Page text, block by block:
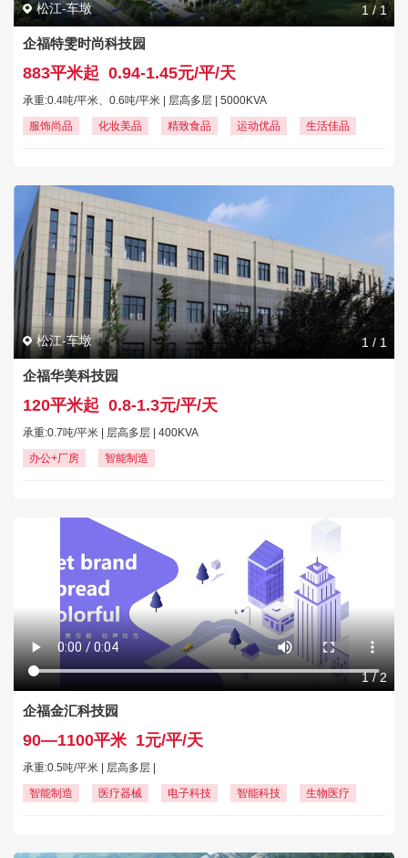
松江-车墩 1 /1
企福特雯时尚科技园
883平米起 0.94-1.45元/平/天
承重:0.4吨/平米、0.6吨/平米 | 层高多层 | 5000KVA
服饰尚品
化妆美品 精致食品 运动优品 生活佳品
松江-车墩 1 / 1
企福华美科技园
120平米起 0.8-1.3元/平/天
承重:0.7吨/平米 | 层高多层 | 400KVA
办公+厂房
智能制造
1/2
企福金汇科技园
90—1100平米 1元/平/天
承重:0.5吨/平米 | 层高多层 |
智能制造
医疗器械 电子科技 智能科技 生物医疗